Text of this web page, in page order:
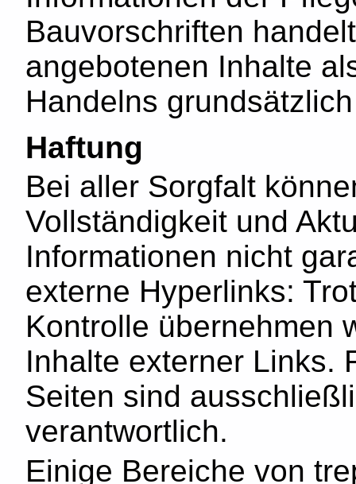
Bauvorschriften
angebotenen Inhalte
Handelns
Haftung
Bei aller Sorgfalt
Vollständigkeit und
Informationen nicht
externe Hyperlinks:
Kontrolle übernehmen
Inhalte externer Links.
Seiten sind
verantwortlich.
Einige Bereiche von